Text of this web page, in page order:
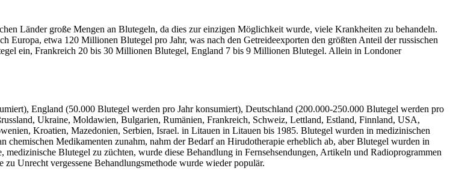
Länder große Mengen an Blutegeln, da dies zur einzigen Möglichkeit wurde, viele Krankheiten zu behandeln.
Europa, etwa 120 Millionen Blutegel pro Jahr, was nach den Getreideexporten den größten Anteil der russischen
ein, Frankreich 20 bis 30 Millionen Blutegel, England 7 bis 9 Millionen Blutegel. Allein in Londoner
England (50.000 Blutegel werden pro Jahr konsumiert), Deutschland (200.000-250.000 Blutegel werden pro
Ukraine, Moldawien, Bulgarien, Rumänien, Frankreich, Schweiz, Lettland, Estland, Finnland, USA,
Kroatien, Mazedonien, Serbien, Israel. in Litauen in Litauen bis 1985. Blutegel wurden in medizinischen
Medikamenten zunahm, nahm der Bedarf an Hirudotherapie erheblich ab, aber Blutegel wurden in
Blutegel zu züchten, wurde diese Behandlung in Fernsehsendungen, Artikeln und Radioprogrammen
Unrecht vergessene Behandlungsmethode wurde wieder populär.